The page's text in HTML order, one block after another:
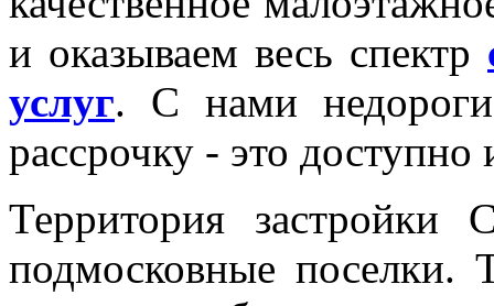
и оказываем весь спектр
услуг. С нами
рассрочку - это
Территория
подмосковные поселки.